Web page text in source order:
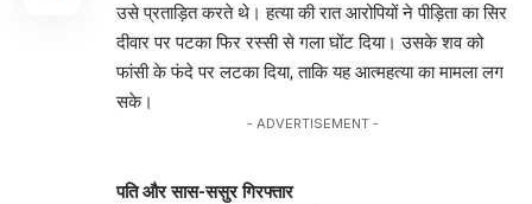
उसे प्रताड़ित करते थे। हत्या की रात आरोपियों ने पीड़िता का सिर
दीवार पर पटका फिर रस्सी से गला घोंट दिया। उसके शव को
फांसी के फंदे पर लटका दिया, ताकि यह आत्महत्या का मामला लग
सके।
- ADVERTISEMENT -
पति और सास-ससुर गिरफ्तार